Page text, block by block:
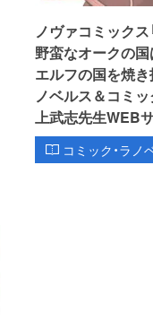
ノヴァコミック
野蛮なオークの国
エルフの国を焼き
ノベルス＆コミ
上武志先生WEB
コミック・ラノ